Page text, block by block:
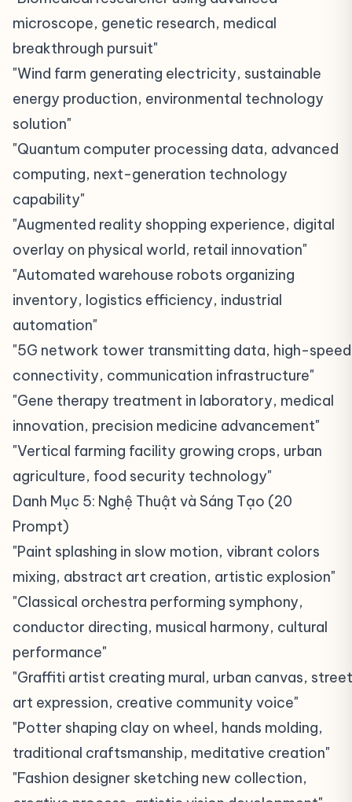
microscope, genetic research, medical
breakthrough pursuit"
"Wind farm generating electricity, sustainable
energy production, environmental technology
solution"
"Quantum computer processing data, advanced
computing, next-generation technology
capability"
"Augmented reality shopping experience, digital
overlay on physical world, retail innovation"
"Automated warehouse robots organizing
inventory, logistics efficiency, industrial
automation"
"5G network tower transmitting data, high-speed
connectivity, communication infrastructure"
"Gene therapy treatment in laboratory, medical
innovation, precision medicine advancement"
"Vertical farming facility growing crops, urban
agriculture, food security technology"
Danh Mục 5: Nghệ Thuật và Sáng Tạo (20
Prompt)
"Paint splashing in slow motion, vibrant colors
mixing, abstract art creation, artistic explosion"
"Classical orchestra performing symphony,
conductor directing, musical harmony, cultural
performance"
"Graffiti artist creating mural, urban canvas, street
art expression, creative community voice"
"Potter shaping clay on wheel, hands molding,
traditional craftsmanship, meditative creation"
"Fashion designer sketching new collection,